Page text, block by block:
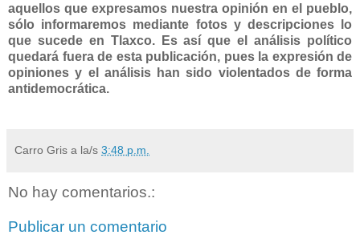
aquellos que expresamos nuestra opinión en el pueblo,
sólo informaremos mediante fotos y descripciones lo
que sucede en Tlaxco. Es así que el análisis político
quedará fuera de esta publicación, pues la expresión de
opiniones y el análisis han sido violentados de forma
antidemocrática.
Carro Gris a la/s 3:48 p.m.
No hay comentarios.:
Publicar un comentario